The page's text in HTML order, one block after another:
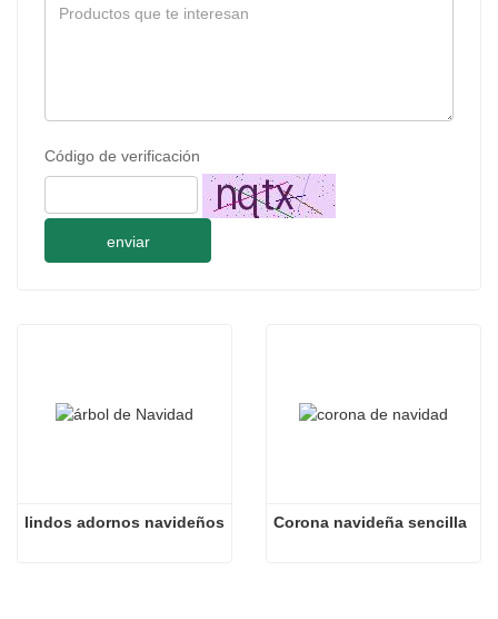
Código de verificación
enviar
lindos adornos navideños Corona navideña sencilla